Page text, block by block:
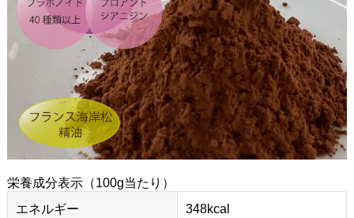
栄養成分表示（100g当たり）
エネルギー
348kcal